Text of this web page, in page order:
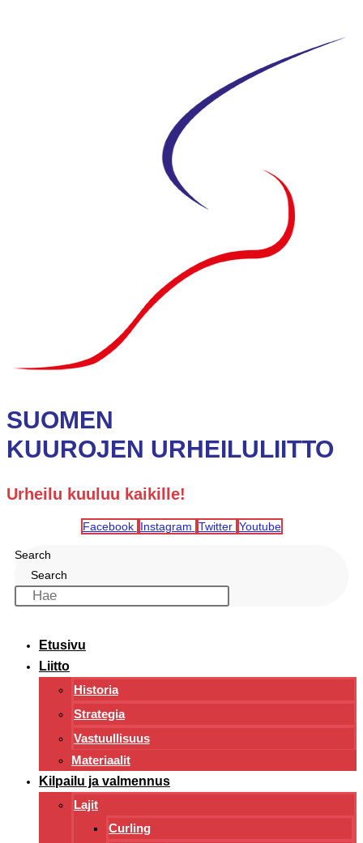
SUOMEN
KUUROJEN URHEILULIITTO
Urheilu kuuluu kaikille!
Facebook Instagram Twitter Youtube
Search
Search
Etusivu
Liitto
Historia
Strategia
Vastuullisuus
Materiaalit
Kilpailu ja valmennus
Lajit
Curling